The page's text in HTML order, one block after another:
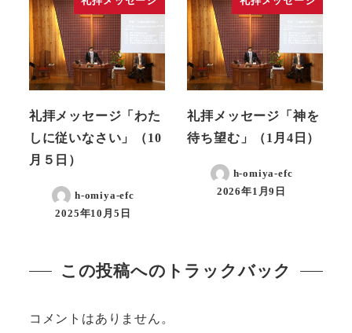
礼拝メッセージ「わた
しに従いなさい」（10
月５日）
h-omiya-efc
2025年10月5日
礼拝メッセージ「神を
待ち望む」（1月4日）
h-omiya-efc
2026年1月9日
この投稿へのトラックバック
コメントはありません。